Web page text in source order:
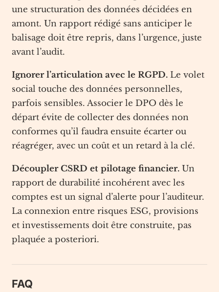
une structuration des données décidées en
amont. Un rapport rédigé sans anticiper le
balisage doit être repris, dans l’urgence, juste
avant l’audit.
Ignorer l’articulation avec le RGPD. Le volet
social touche des données personnelles,
parfois sensibles. Associer le DPO dès le
départ évite de collecter des données non
conformes qu’il faudra ensuite écarter ou
réagréger, avec un coût et un retard à la clé.
Découpler CSRD et pilotage financier. Un
rapport de durabilité incohérent avec les
comptes est un signal d’alerte pour l’auditeur.
La connexion entre risques ESG, provisions
et investissements doit être construite, pas
plaquée a posteriori.
FAQ